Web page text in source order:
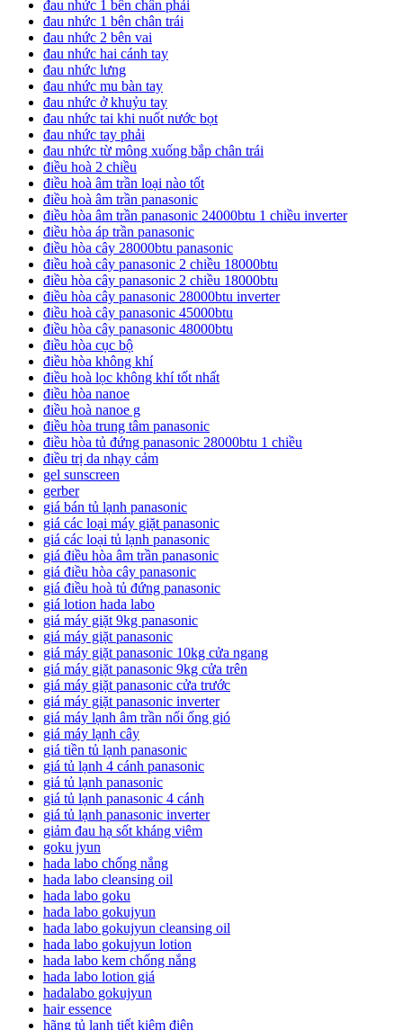
đau nhức 1 bên chân phải
đau nhức 1 bên chân trái
đau nhức 2 bên vai
đau nhức hai cánh tay
đau nhức lưng
đau nhức mu bàn tay
đau nhức ở khuỷu tay
đau nhức tai khi nuốt nước bọt
đau nhức tay phải
đau nhức từ mông xuống bắp chân trái
điều hoà 2 chiều
điều hoà âm trần loại nào tốt
điều hoà âm trần panasonic
điều hòa âm trần panasonic 24000btu 1 chiều inverter
điều hòa áp trần panasonic
điều hòa cây 28000btu panasonic
điều hoà cây panasonic 2 chiều 18000btu
điều hòa cây panasonic 2 chiều 18000btu
điều hòa cây panasonic 28000btu inverter
điều hoà cây panasonic 45000btu
điều hòa cây panasonic 48000btu
điều hòa cục bộ
điều hòa không khí
điều hoà lọc không khí tốt nhất
điều hòa nanoe
điều hoà nanoe g
điều hòa trung tâm panasonic
điều hòa tủ đứng panasonic 28000btu 1 chiều
điều trị da nhạy cảm
gel sunscreen
gerber
giá bán tủ lạnh panasonic
giá các loại máy giặt panasonic
giá các loại tủ lạnh panasonic
giá điều hòa âm trần panasonic
giá điều hòa cây panasonic
giá điều hoà tủ đứng panasonic
giá lotion hada labo
giá máy giặt 9kg panasonic
giá máy giặt panasonic
giá máy giặt panasonic 10kg cửa ngang
giá máy giặt panasonic 9kg cửa trên
giá máy giặt panasonic cửa trước
giá máy giặt panasonic inverter
giá máy lạnh âm trần nối ống gió
giá máy lạnh cây
giá tiền tủ lạnh panasonic
giá tủ lạnh 4 cánh panasonic
giá tủ lạnh panasonic
giá tủ lạnh panasonic 4 cánh
giá tủ lạnh panasonic inverter
giảm đau hạ sốt kháng viêm
goku jyun
hada labo chống nắng
hada labo cleansing oil
hada labo goku
hada labo gokujyun
hada labo gokujyun cleansing oil
hada labo gokujyun lotion
hada labo kem chống nắng
hada labo lotion giá
hadalabo gokujyun
hair essence
hãng tủ lạnh tiết kiệm điện